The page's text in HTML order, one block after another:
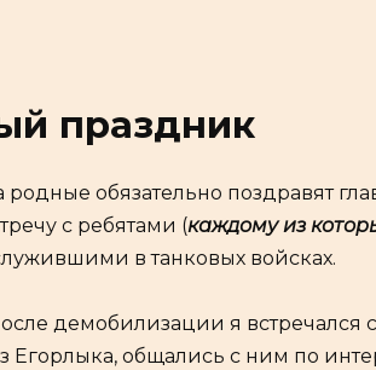
праздник
родные обязательно поздравят
с ребятами (каждому из
в танковых войсках.
демобилизации я встречался
Егорлыка, общались с ним по